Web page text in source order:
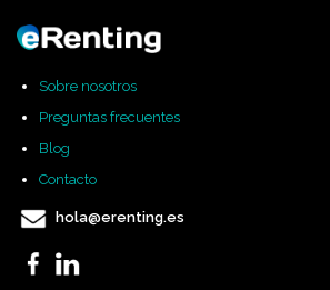
Sobre nosotros
Preguntas frecuentes
Blog
Contacto
hola@erenting.es